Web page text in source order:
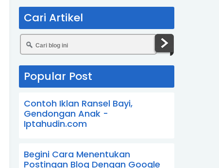
Cari Artikel
Popular Post
Contoh Iklan Ransel Bayi,
Gendongan Anak -
Iptahudin.com
Begini Cara Menentukan
Postingan Blog Dengan Google